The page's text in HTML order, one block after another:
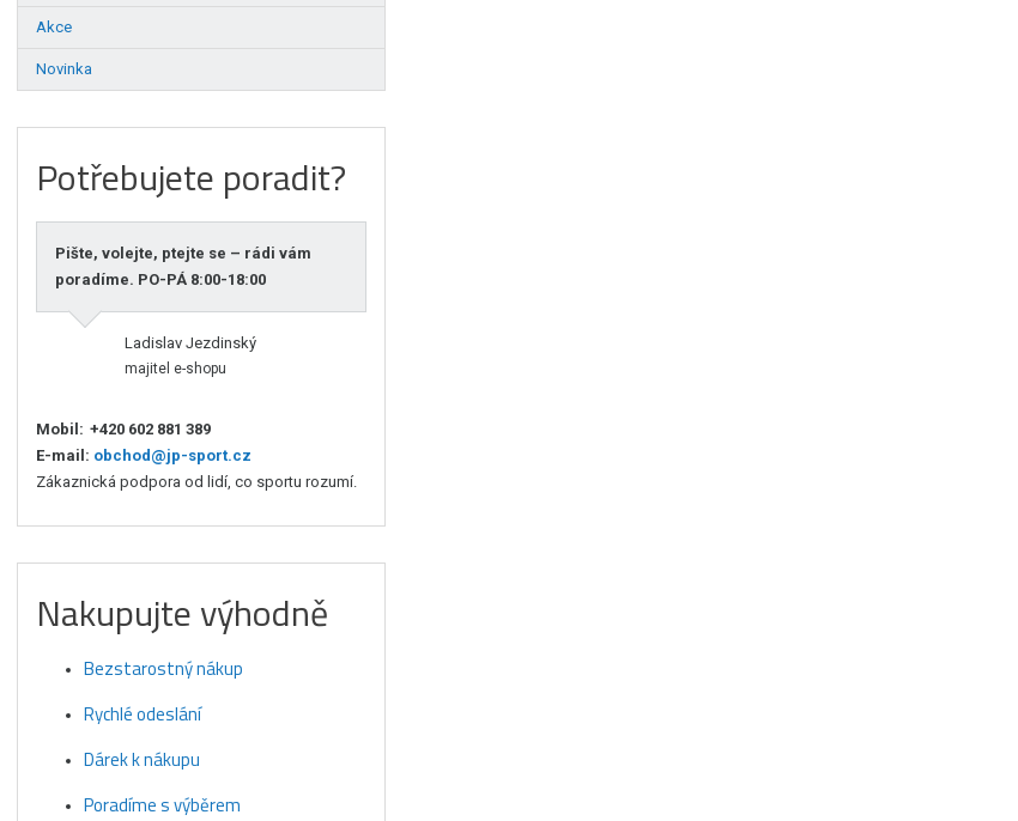
Akce
Novinka
Potřebujete poradit?
Pište, volejte, ptejte se – rádi vám
poradíme. PO-PÁ 8:00-18:00
Ladislav Jezdinský
majitel e-shopu
Mobil: +420 602 881 389
E-mail: obchod@jp-sport.cz
Zákaznická podpora od lidí, co sportu rozumí.
Nakupujte výhodně
Bezstarostný nákup
Rychlé odeslání
Dárek k nákupu
Poradíme s výběrem